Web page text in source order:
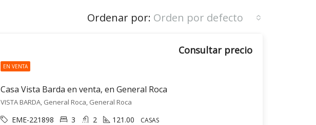
Ordenar por: Orden por defecto
EN VENTA
Casa Vista Barda en venta, en General Roca
Consultar precio
VISTA BARDA, General Roca, General Roca
EME-221898 3 2 121.00 CASAS